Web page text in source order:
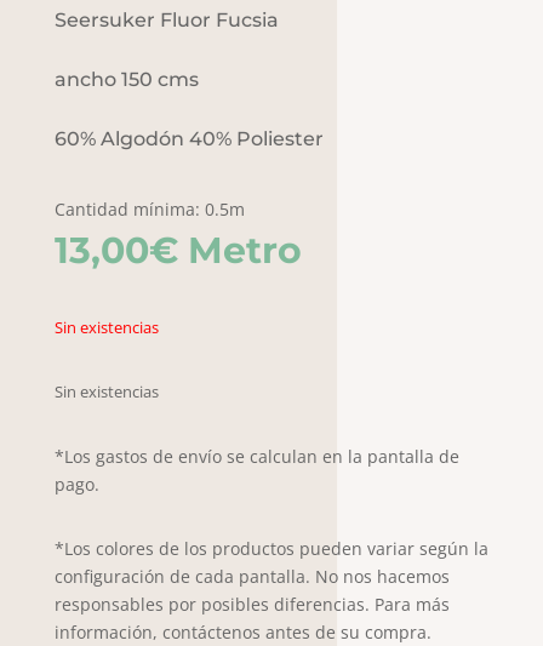
Seersuker Fluor Fucsia
ancho 150 cms
60% Algodón 40% Poliester
Cantidad mínima: 0.5m
13,00€ Metro
Sin existencias
Sin existencias
*Los gastos de envío se calculan en la pantalla de
pago.
*Los colores de los productos pueden variar según la
configuración de cada pantalla. No nos hacemos
responsables por posibles diferencias. Para más
información, contáctenos antes de su compra.